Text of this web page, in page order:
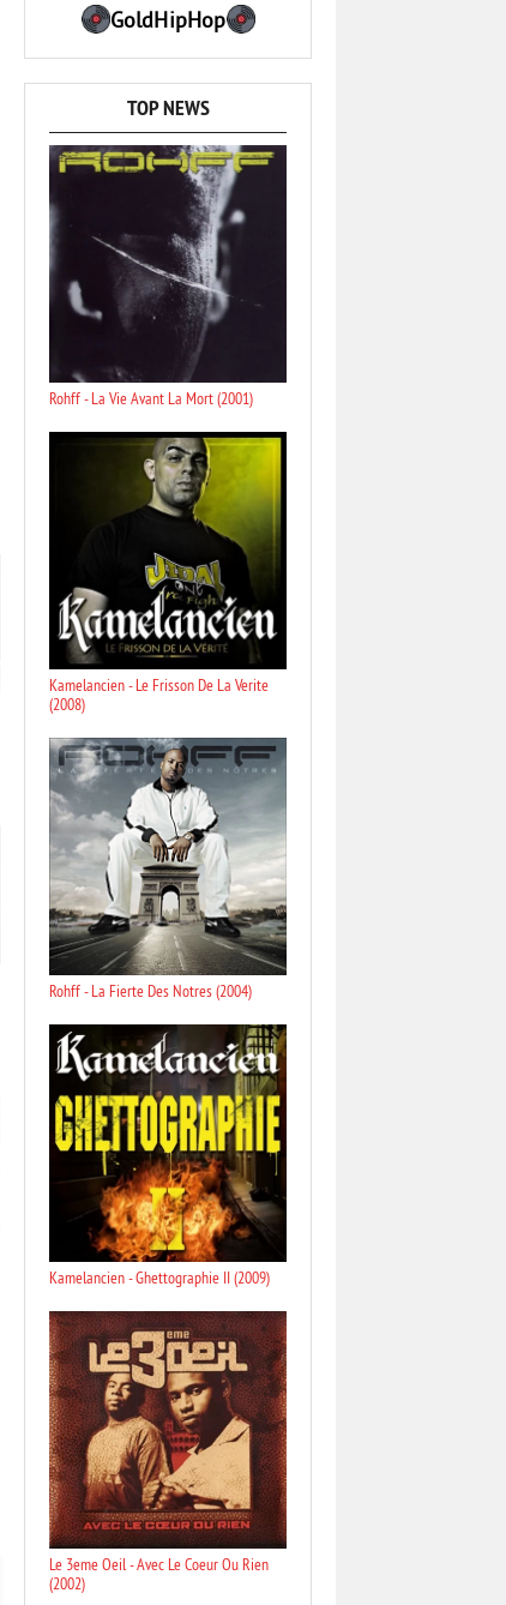
GoldHipHop
TOP NEWS
Rohff - La Vie Avant La Mort (2001)
Kamelancien - Le Frisson De La Verite
(2008)
Rohff - La Fierte Des Notres (2004)
Kamelancien - Ghettographie II (2009)
Le 3eme Oeil - Avec Le Coeur Ou Rien
(2002)